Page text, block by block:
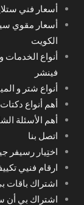
أسعار فني
أسعار مقوي
الكويت
أنواع الخدمات
فينشر
أنواع شتر و
أهم أنواع
أهم الأسئلة
اتصل بنا
اختِيار رسيفر جيد
ارقام فنيي
اشتراك باقات
اشتراك بي أن